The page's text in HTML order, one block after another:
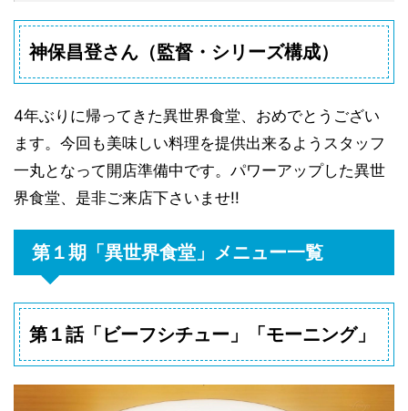
神保昌登さん（監督・シリーズ構成）
4年ぶりに帰ってきた異世界食堂、おめでとうござい
ます。今回も美味しい料理を提供出来るようスタッフ
一丸となって開店準備中です。パワーアップした異世
界食堂、是非ご来店下さいませ!!
第１期「異世界食堂」メニュー一覧
第１話「ビーフシチュー」「モーニング」